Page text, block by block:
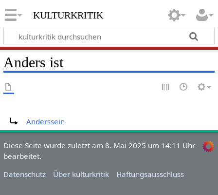
kulturkritik
Anders ist
Anderssein
Diese Seite wurde zuletzt am 8. Mai 2025 um 14:11 Uhr
bearbeitet.
Datenschutz
Über kulturkritik Haftungsausschluss